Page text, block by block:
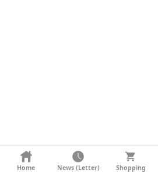
KONTAKT
Home News (Letter) Shopping